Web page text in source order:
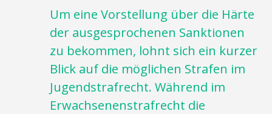
Um eine Vorstellung über die Härte
der ausgesprochenen Sanktionen
zu bekommen, lohnt sich ein kurzer
Blick auf die möglichen Strafen im
Jugendstrafrecht. Während im
Erwachsenenstrafrecht die